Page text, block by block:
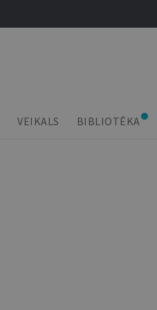
VEIKALS BIBLIOTĒKA